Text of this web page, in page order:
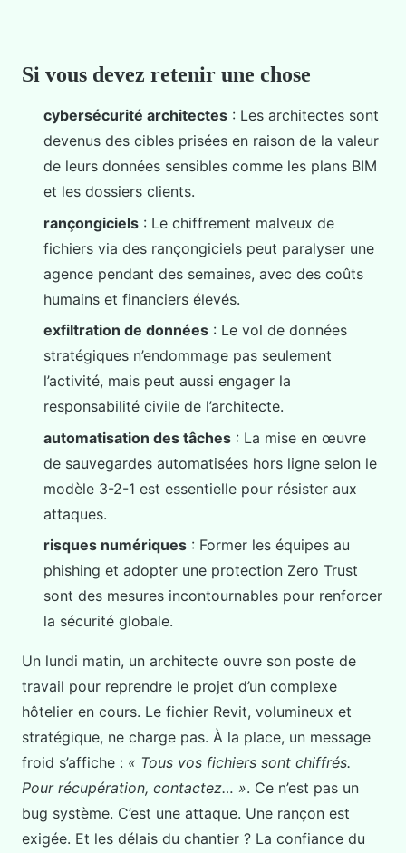
Si vous devez retenir une chose
cybersécurité architectes : Les architectes sont
devenus des cibles prisées en raison de la valeur
de leurs données sensibles comme les plans BIM
et les dossiers clients.
rançongiciels : Le chiffrement malveux de
fichiers via des rançongiciels peut paralyser une
agence pendant des semaines, avec des coûts
humains et financiers élevés.
exfiltration de données : Le vol de données
stratégiques n’endommage pas seulement
l’activité, mais peut aussi engager la
responsabilité civile de l’architecte.
automatisation des tâches : La mise en œuvre
de sauvegardes automatisées hors ligne selon le
modèle 3-2-1 est essentielle pour résister aux
attaques.
risques numériques : Former les équipes au
phishing et adopter une protection Zero Trust
sont des mesures incontournables pour renforcer
la sécurité globale.
Un lundi matin, un architecte ouvre son poste de
travail pour reprendre le projet d’un complexe
hôtelier en cours. Le fichier Revit, volumineux et
stratégique, ne charge pas. À la place, un message
froid s’affiche : « Tous vos fichiers sont chiffrés.
Pour récupération, contactez… ». Ce n’est pas un
bug système. C’est une attaque. Une rançon est
exigée. Et les délais du chantier ? La confiance du